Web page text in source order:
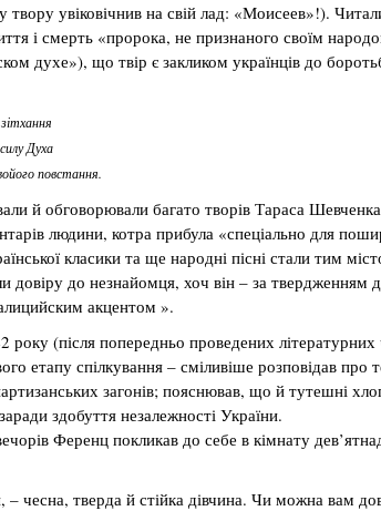
твору увіковічнив на свій лад: «Моисеев»!).
і смерть «пророка, не признаного своїм
духе»), що твір є закликом українців до
Духа
повстання.
й обговорювали багато творів Тараса
людини, котра прибула «спеціально для
класики та ще народні пісні стали тим
довіру до незнайомця, хоч він – за
акцентом ».
року (після попередньо проведених
етапу спілкування – сміливіше розповідав про
загонів; пояснював, що й тутешні
здобуття незалежності України.
Ференц покликав до себе в кімнату
– чесна, тверда й стійка дівчина. Чи можна вам